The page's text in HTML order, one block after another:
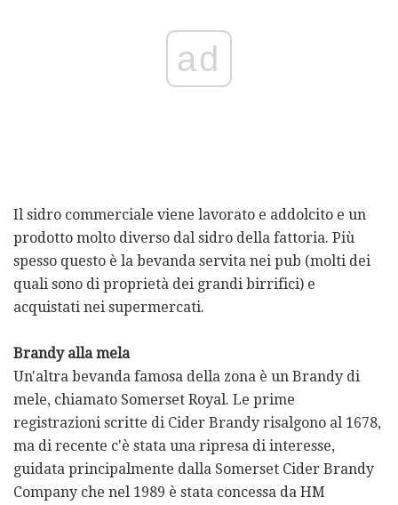
ad
Il sidro commerciale viene lavorato e addolcito e un
prodotto molto diverso dal sidro della fattoria. Più
spesso questo è la bevanda servita nei pub (molti dei
quali sono di proprietà dei grandi birrifici) e
acquistati nei supermercati.
Brandy alla mela
Un'altra bevanda famosa della zona è un Brandy di
mele, chiamato Somerset Royal. Le prime
registrazioni scritte di Cider Brandy risalgono al 1678,
ma di recente c'è stata una ripresa di interesse,
guidata principalmente dalla Somerset Cider Brandy
Company che nel 1989 è stata concessa da HM